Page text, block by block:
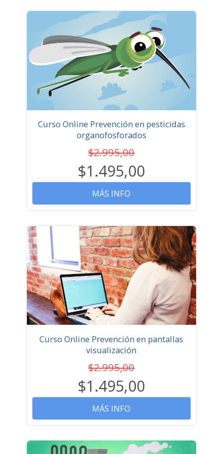
Curso Online Prevención en pesticidas
organofosforados
$2.995,00
$1.495,00
MÁS INFO
Curso Online Prevención en pantallas
visualización
$2.995,00
$1.495,00
MÁS INFO